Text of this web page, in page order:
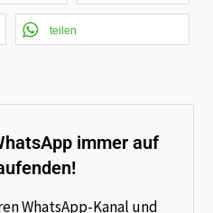
teilen
immer auf
WhatsApp-Kanal und